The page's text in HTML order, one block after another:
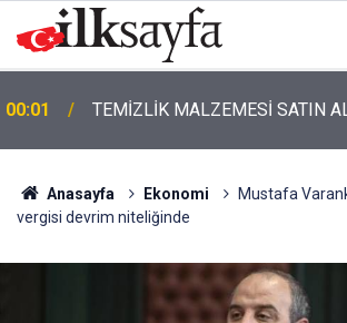
00:01 TEMİZLİK MALZEMESİ SATIN
Anasayfa Ekonomi
Mustafa
vergisi devrim niteliğinde